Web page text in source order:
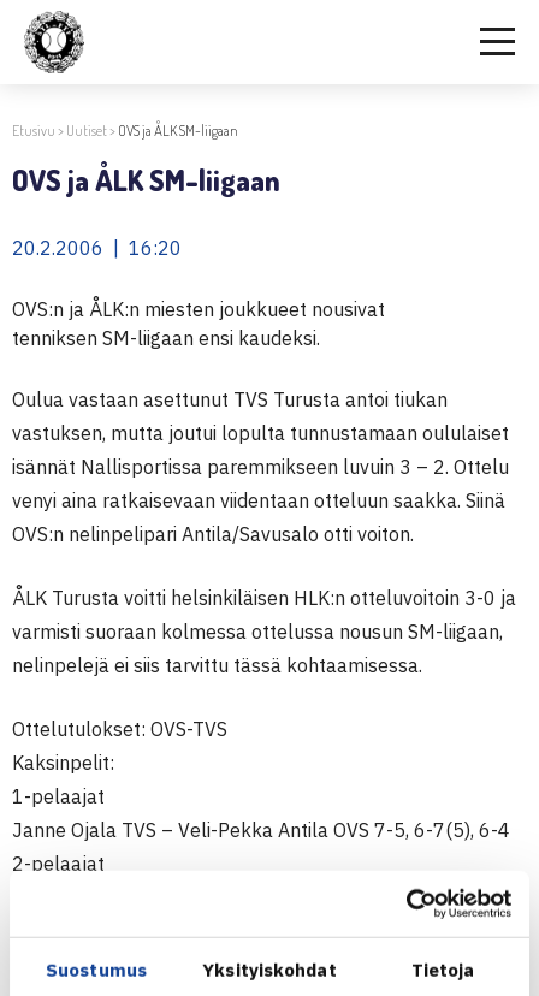
Suostumus Yksityiskohdat Tietoja
Etusivu > Uutiset> OVS ja ÅLK SM-liigaan
OVS ja ÅLK SM-liigaan
20.2.2006 | 16:20
OVS:n ja ÅLK:n miesten joukkueet nousivat
tenniksen SM-liigaan ensi kaudeksi.
Oulua vastaan asettunut TVS Turusta antoi tiukan
vastuksen, mutta joutui lopulta tunnustamaan oululaiset
isännät Nallisportissa paremmikseen luvuin 3 – 2. Ottelu
venyi aina ratkaisevaan viidentaan otteluun saakka. Siinä
OVS:n nelinpelipari Antila/Savusalo otti voiton.
ÅLK Turusta voitti helsinkiläisen HLK:n otteluvoitoin 3-0 ja
varmisti suoraan kolmessa ottelussa nousun SM-liigaan,
nelinpelejä ei siis tarvittu tässä kohtaamisessa.
Ottelutulokset: OVS-TVS
Kaksinpelit:
1-pelaajat
Janne Ojala TVS – Veli-Pekka Antila OVS 7-5, 6-7(5), 6-4
2-pelaajat
3-pelaajat
Tommi Nissinen OVS – Juha Auvinen TVS 2-6, 6-3, 6-4